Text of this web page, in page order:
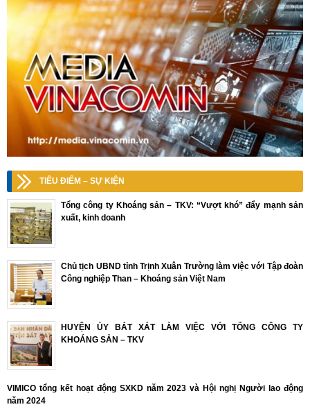
TIÊU ĐIỂM – SỰ KIỆN
Tổng công ty Khoáng sản – TKV: “Vượt khó” đẩy mạnh sản
xuất, kinh doanh
Chủ tịch UBND tỉnh Trịnh Xuân Trường làm việc với Tập đoàn
Công nghiệp Than – Khoáng sản Việt Nam
HUYỆN ỦY BÁT XÁT LÀM VIỆC VỚI TỔNG CÔNG TY
KHOÁNG SẢN – TKV
VIMICO tổng kết hoạt động SXKD năm 2023 và Hội nghị Người lao động
năm 2024